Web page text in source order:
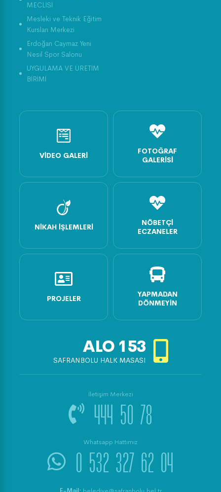
MECLİSİ
Mesleki ve Teknik Eğitim
Kursları Merkezi
Erdoğan Caymaz Yeni
Nesil Spor Salonu
UYGULAMA VE ÜRETİM
BİRİMİ
VIDEO GALERI
FOTOĞRAF
GALERISI
NIKAH İŞLEMLERI
NÖBETÇI
ECZANELER
PROJELER
YAPMADAN
DÖNMEYIN
ALO 153
SAFRANBOLU HALK MASASI
İletişim Merkezi
444 50 78
Whatsapp Hattımız
0 532 327 62 04